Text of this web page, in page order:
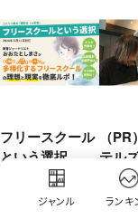
ジャンル ランキ
フリースクール
という選択
講談社コクリコ
（
テル
育イ
加レ